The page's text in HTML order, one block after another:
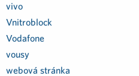
vivo
Vnitroblock
Vodafone
vousy
webová stránka